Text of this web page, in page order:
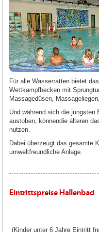
Für alle Wasserratten bietet
Wettkampfbecken mit
Massagedüsen,
Und während sich die jüngsten
austoben, könnendie älteren
nutzen.
Dabei überzeugt das gesamte
umweltfreundliche Anlage.
Eintrittspreise Hallenbad
(Kinder unter 6 Jahre Eintritt